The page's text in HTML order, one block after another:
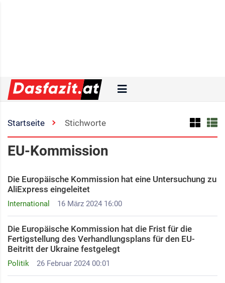
Startseite Stichworte
EU-Kommission
International 16 März 2024 16:00
Die Europäische Kommission hat eine Untersuchung zu
AliExpress eingeleitet
Politik 26 Februar 2024 00:01
Die Europäische Kommission hat die Frist für die
Fertigstellung des Verhandlungsplans für den EU-
Beitritt der Ukraine festgelegt